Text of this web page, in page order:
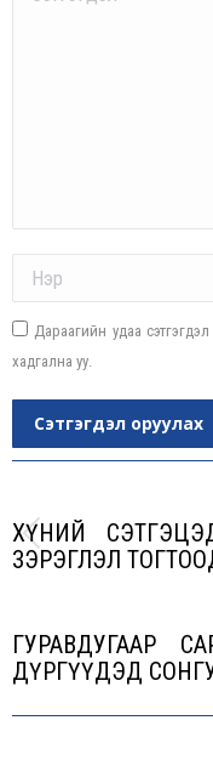
Дараагийн удаа
хадгална уу.
Сэтгэгдэл оруулах
ХҮНИЙ
ЗЭРЭГЛЭЛ
ГУРАВДУГААР
ДҮРГҮҮДЭД